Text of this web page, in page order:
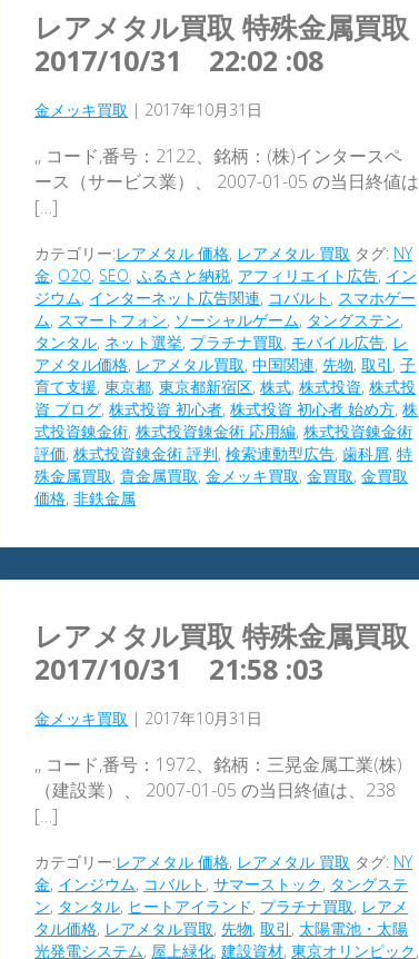
レアメタル買取 特殊金属買取
2017/10/31 22:02 :08
金メッキ買取 | 2017年10月31日
,, コード,番号：2122、銘柄：(株)インタースペ
ース（サービス業）、 2007-01-05 の当日終値は
[…]
カテゴリー:レアメタル 価格, レアメタル 買取 タグ: NY
金, O2O, SEO,ふるさと納税, アフィリエイト広告, イン
ジウム, インターネット広告関連, コバルト , スマホゲー
ム, スマートフォン, ソーシャルゲーム, タングステン,
タンタル, ネット選挙, プラチナ買取, モバイル広告, レ
アメタル価格, レアメタル買取,中国関連,先物,取引 ,子
育て支援,東京都,東京都新宿区,株式,株式投資,株式投
資 ブログ,株式投資 初心者,株式投資 初心者 始め方,株
式投資錬金術,株式投資錬金術 応用編,株式投資錬金術
評価,株式投資錬金術 評判,検索連動型広告,歯科屑,特
殊金属買取,貴金属買取,金メッキ買取,金買取,金買取
価格,非鉄金属
レアメタル買取 特殊金属買取
2017/10/31 21:58 :03
金メッキ買取 | 2017年10月31日
,, コード,番号：1972、銘柄：三晃金属工業(株)
（建設業）、 2007-01-05 の当日終値は、238
[…]
カテゴリー:レアメタル 価格, レアメタル 買取 タグ: NY
金, インジウム, コバルト ,サマーストック, タングステ
ン, タンタル, ヒートアイランド, プラチナ買取, レアメ
タル価格, レアメタル買取,先物,取引 , 太陽電池・太陽
光発電システム, 屋上緑化,建設資材,東京オリンピック,